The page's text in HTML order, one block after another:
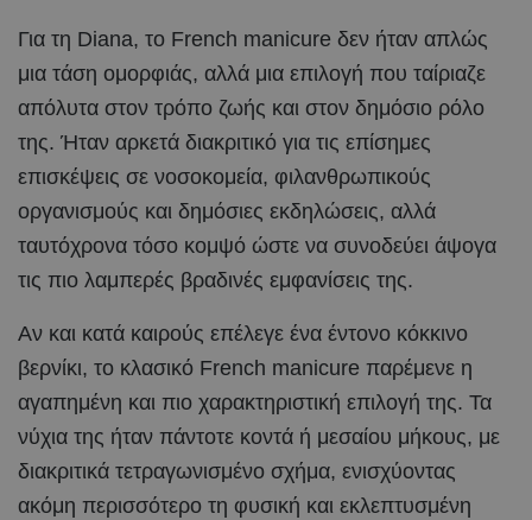
Για τη Diana, το French manicure δεν ήταν απλώς
μια τάση ομορφιάς, αλλά μια επιλογή που ταίριαζε
απόλυτα στον τρόπο ζωής και στον δημόσιο ρόλο
της. Ήταν αρκετά διακριτικό για τις επίσημες
επισκέψεις σε νοσοκομεία, φιλανθρωπικούς
οργανισμούς και δημόσιες εκδηλώσεις, αλλά
ταυτόχρονα τόσο κομψό ώστε να συνοδεύει άψογα
τις πιο λαμπερές βραδινές εμφανίσεις της.
Αν και κατά καιρούς επέλεγε ένα έντονο κόκκινο
βερνίκι, το κλασικό French manicure παρέμενε η
αγαπημένη και πιο χαρακτηριστική επιλογή της. Τα
νύχια της ήταν πάντοτε κοντά ή μεσαίου μήκους, με
διακριτικά τετραγωνισμένο σχήμα, ενισχύοντας
ακόμη περισσότερο τη φυσική και εκλεπτυσμένη